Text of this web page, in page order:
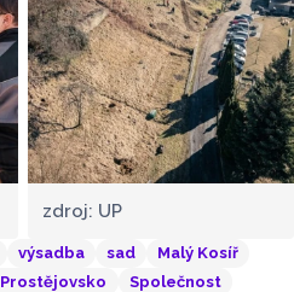
zdroj: UP
výsadba sad
Malý Kosíř
Prostějovsko
Společnost